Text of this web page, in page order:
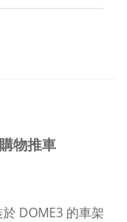
物推車
DOME3 的車架